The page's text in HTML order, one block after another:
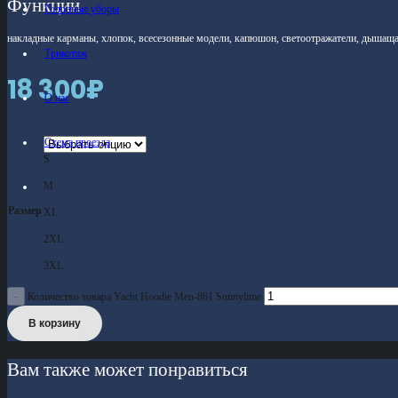
Головные уборы
Трикотаж
О нас
Схема проезда
Функции
накладные карманы, хлопок, всесезонные модели, капюшон, светоотражатели,
18 300₽
Размер
S
M
XL
2XL
3XL
Количество товара Yacht Hoodie Men-861 Sunnylime
В корзину
Вам также может понравиться